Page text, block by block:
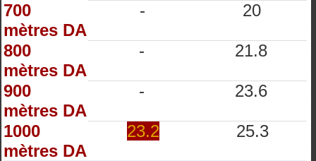
700
mètres DA
- 20
800
mètres DA
- 21.8
900
mètres DA
- 23.6
1000
mètres DA
23.2 25.3